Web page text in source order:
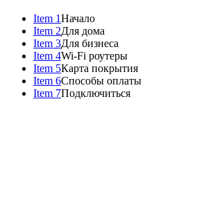
Item 1Начало
Item 2Для дома
Item 3Для бизнеса
Item 4Wi-Fi роутеры
Item 5Карта покрытия
Item 6Способы оплаты
Item 7Подключиться